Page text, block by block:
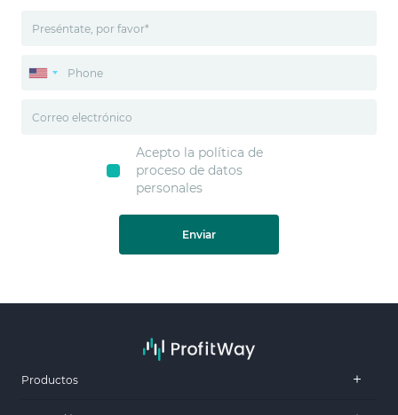
Acepto la política de
proceso de datos
personales
Enviar
Productos